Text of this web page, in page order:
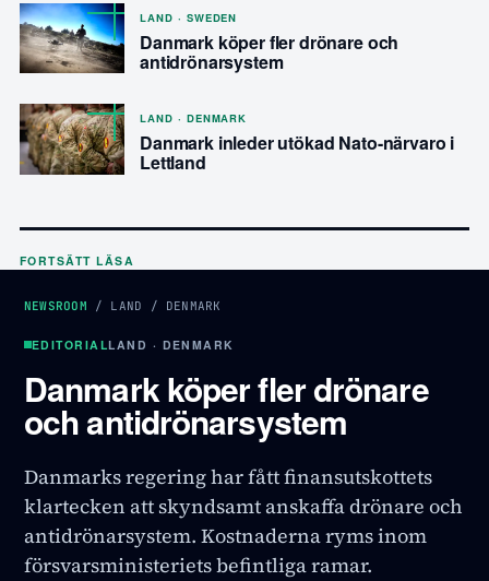
LAND · SWEDEN
Danmark köper fler drönare och
antidrönarsystem
LAND · DENMARK
Danmark inleder utökad Nato-närvaro i
Lettland
FORTSÄTT LÄSA
NEWSROOM / LAND / DENMARK
EDITORIALLAND · DENMARK
Danmark köper fler drönare
och antidrönarsystem
Danmarks regering har fått finansutskottets
klartecken att skyndsamt anskaffa drönare och
antidrönarsystem. Kostnaderna ryms inom
försvarsministeriets befintliga ramar.